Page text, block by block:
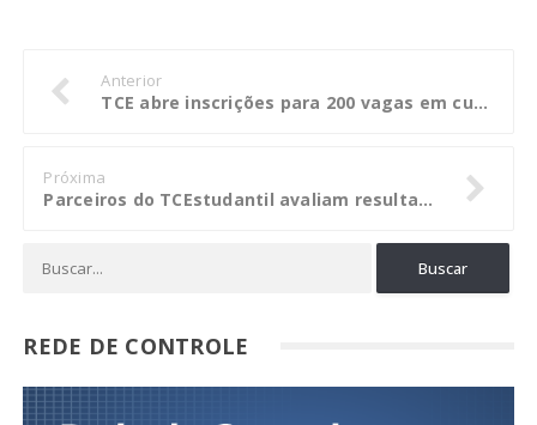
Anterior
TCE abre inscrições para 200 vagas em curso de fiscal de contratos
Próxima
Parceiros do TCEstudantil avaliam resultado de 2016 e preparam ações para 2017
REDE DE CONTROLE